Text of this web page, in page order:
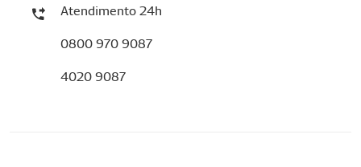
Atendimento 24h
0800 970 9087
4020 9087